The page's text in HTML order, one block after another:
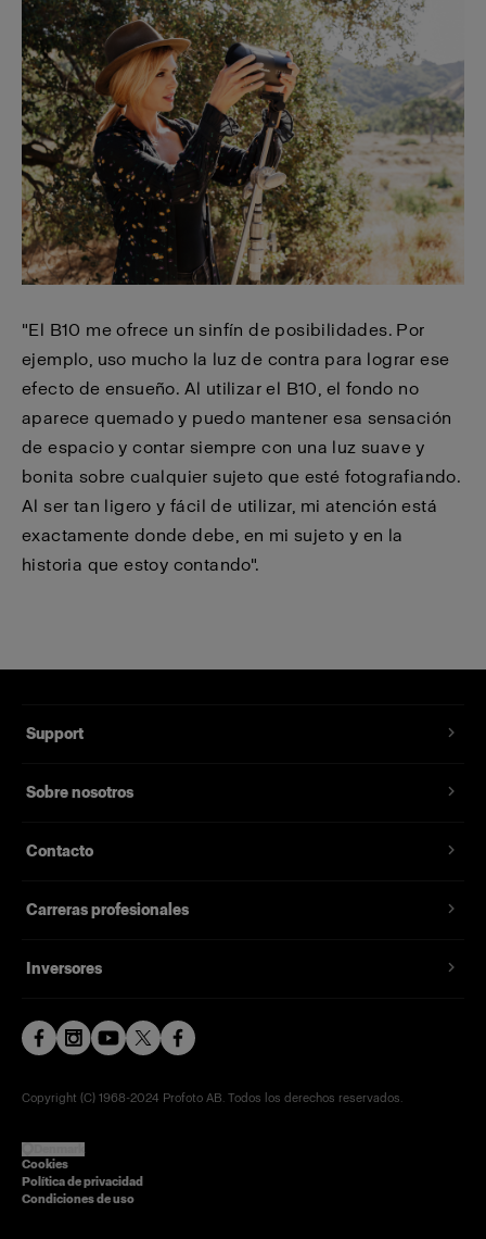
"El B10 me ofrece un sinfín de posibilidades. Por
ejemplo, uso mucho la luz de contra para lograr ese
efecto de ensueño. Al utilizar el B10, el fondo no
aparece quemado y puedo mantener esa sensación
de espacio y contar siempre con una luz suave y
bonita sobre cualquier sujeto que esté fotografiando.
Al ser tan ligero y fácil de utilizar, mi atención está
exactamente donde debe, en mi sujeto y en la
historia que estoy contando".
Support
Sobre nosotros
Contacto
Carreras profesionales
Inversores
Copyright (C) 1968-2024 Profoto AB. Todos los derechos reservados.
Cookies
Política de privacidad
Condiciones de uso